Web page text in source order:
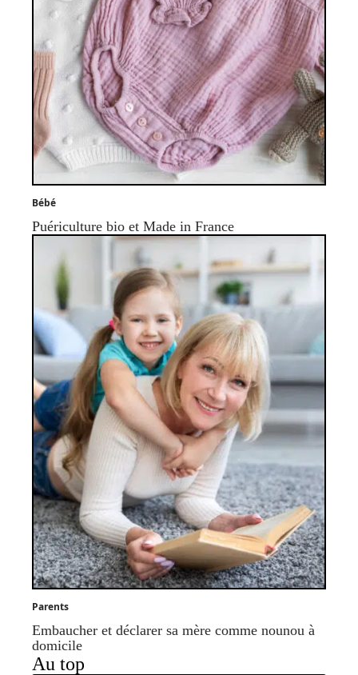
Bébé
Puériculture bio et Made in France
Parents
Embaucher et déclarer sa mère comme nounou à
domicile
Au top